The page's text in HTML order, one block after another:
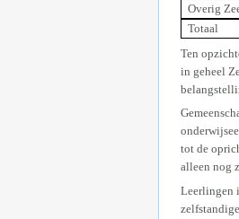
Overig
Totaal
Ten
in geheel
tot de
alleen nog
Leerlingen